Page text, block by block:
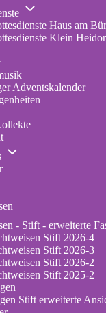
Unternavigation
Gottesdienste
Haus am
Klein
Adventskalender
Unternavigation
- Stift - erweiterte
Stift 2026-4
Stift 2026-3
Stift 2026-2
Stift 2025-2
Stift erweiterte